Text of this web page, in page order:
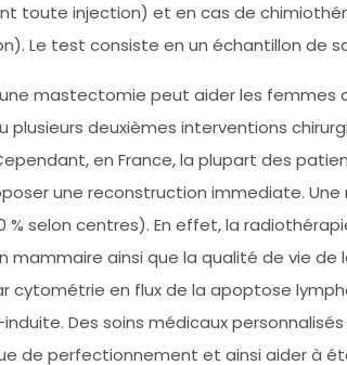
toute injection) et en cas de
Le test consiste en un échantillon de
mastectomie peut aider les femmes
deuxièmes interventions
en France, la plupart des
une reconstruction immediate.
selon centres). En effet, la
ainsi que la qualité de vie de
cytométrie en flux de la apoptose
Des soins médicaux
de perfectionnement et ainsi aider à